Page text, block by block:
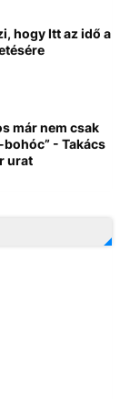
hogy Itt az idő a
már nem csak
- Takács
urat